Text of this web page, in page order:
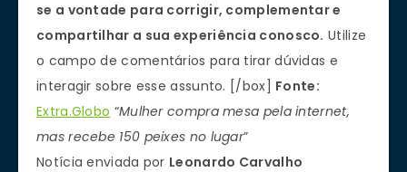
se a vontade para corrigir, complementar e
compartilhar a sua experiência conosco. Utilize
o campo de comentários para tirar dúvidas e
interagir sobre esse assunto. [/box] Fonte:
Extra.Globo “Mulher compra mesa pela internet,
mas recebe 150 peixes no lugar”
Notícia enviada por Leonardo Carvalho